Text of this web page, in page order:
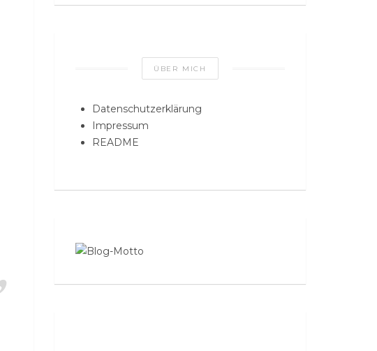
ÜBER MICH
Datenschutzerklärung
Impressum
README